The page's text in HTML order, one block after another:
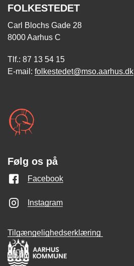
FOLKESTEDET
Carl Blochs Gade 28
8000 Aarhus C
Tlf.: 87 13 54 15
E-mail: folkestedet@mso.aarhus.dk
Følg os på
Facebook
Instagram
Tilgængelighedserklæring